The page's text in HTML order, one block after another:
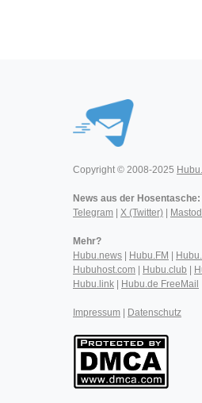
Copyright © 2008-2025
News aus der Hosentasche:
Telegram
X (Twitter)
Mehr?
Hubu.news
Hubu.FM
Hubuhost.com
Hubu.club
Hubu.link
Hubu.de FreeMail
Impressum Datenschutz